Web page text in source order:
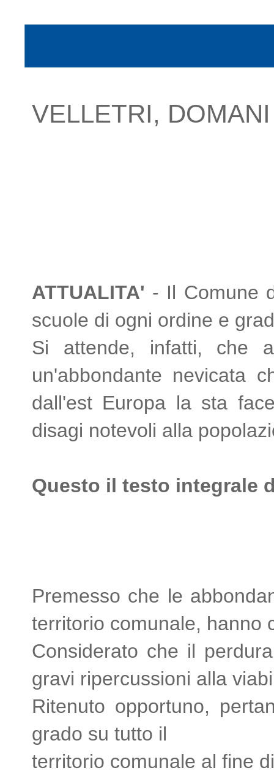
VELLETRI,
ATTUALITA' - Il Comune
scuole di ogni ordine e
Si attende, infatti, che
un'abbondante nevicata
dall'est Europa la sta
disagi notevoli alla
Questo il testo integrale
Premesso che le
territorio comunale, hanno
Considerato che il
gravi ripercussioni alla
Ritenuto opportuno,
grado su tutto il
territorio comunale al fine